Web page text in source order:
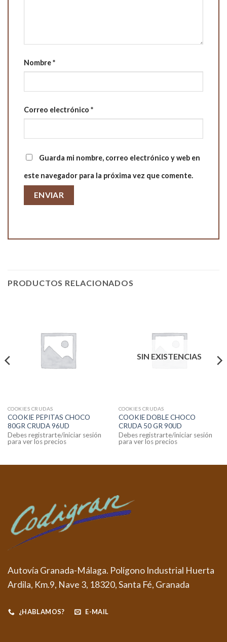
Nombre*
Correo electrónico *
Guarda mi nombre, correo electrónico y web en
este navegador para la próxima vez que comente.
PRODUCTOS RELACIONADOS
COOKIES CRUDAS
COOKIE PEPITAS CHOCO
80GR CRUDA 96UD
Debes registrarte/iniciar sesión
para ver los precios
SIN EXISTENCIAS
COOKIES CRUDAS
COOKIE DOBLE CHOCO
CRUDA 50 GR 90UD
Debes registrarte/iniciar sesión
para ver los precios
Autovía Granada-Málaga. Polígono Industrial Huerta
Ardila, Km.9, Nave 3, 18320, Santa Fé, Granada
¿HABLAMOS? E-MAIL